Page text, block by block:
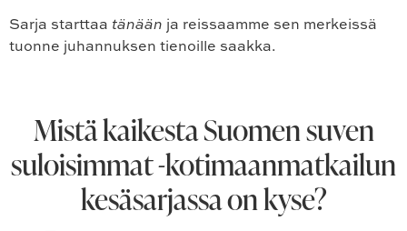
Sarja starttaa tänään ja reissaamme sen merkeissä
tuonne juhannuksen tienoille saakka.
Mistä kaikesta Suomen suven
suloisimmat -kotimaanmatkailun
kesäsarjassa on kyse?